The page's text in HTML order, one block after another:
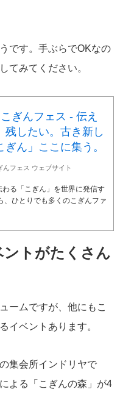
です。手ぶらでOKなの
てみてください。
ぎんフェス - 伝え
残したい。古き新し
ぎん」ここに集う。
んフェス ウェブサイト
る「こぎん」を世界に発信す
、ひとりでも多くのこぎんファ
トがたくさん
ームですが、他にもこ
イベントあります。
集会所インドリヤで
よる「こぎんの森」が4